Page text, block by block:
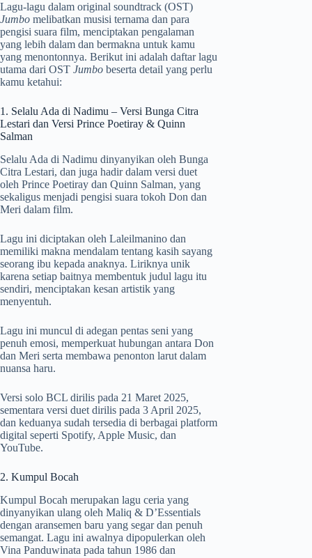
Lagu-lagu dalam original soundtrack (OST)
Jumbo melibatkan musisi ternama dan para
pengisi suara film, menciptakan pengalaman
yang lebih dalam dan bermakna untuk kamu
yang menontonnya. Berikut ini adalah daftar lagu
utama dari OST Jumbo beserta detail yang perlu
kamu ketahui:
1. Selalu Ada di Nadimu – Versi Bunga Citra
Lestari dan Versi Prince Poetiray & Quinn
Salman
Selalu Ada di Nadimu dinyanyikan oleh Bunga
Citra Lestari, dan juga hadir dalam versi duet
oleh Prince Poetiray dan Quinn Salman, yang
sekaligus menjadi pengisi suara tokoh Don dan
Meri dalam film.
Lagu ini diciptakan oleh Laleilmanino dan
memiliki makna mendalam tentang kasih sayang
seorang ibu kepada anaknya. Liriknya unik
karena setiap baitnya membentuk judul lagu itu
sendiri, menciptakan kesan artistik yang
menyentuh.
Lagu ini muncul di adegan pentas seni yang
penuh emosi, memperkuat hubungan antara Don
dan Meri serta membawa penonton larut dalam
nuansa haru.
Versi solo BCL dirilis pada 21 Maret 2025,
sementara versi duet dirilis pada 3 April 2025,
dan keduanya sudah tersedia di berbagai platform
digital seperti Spotify, Apple Music, dan
YouTube.
2. Kumpul Bocah
Kumpul Bocah merupakan lagu ceria yang
dinyanyikan ulang oleh Maliq & D’Essentials
dengan aransemen baru yang segar dan penuh
semangat. Lagu ini awalnya dipopulerkan oleh
Vina Panduwinata pada tahun 1986 dan